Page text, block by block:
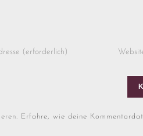
Erfahre, wie deine